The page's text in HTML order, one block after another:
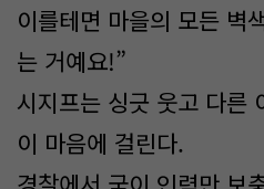
이를테면 마을의 모든 벽
는 거예요!”
시지프는 싱긋 웃고 다른
이 마음에 걸린다.